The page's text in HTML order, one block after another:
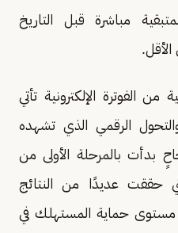
مباشرة قبل التاريخ
من الفوترة الإلكترونية تأتي
الرقمي الذي تشهده
بدأت بالمرحلة الأولى من
حققت عديدًا من النتائج
مستوى حماية المستهلك في